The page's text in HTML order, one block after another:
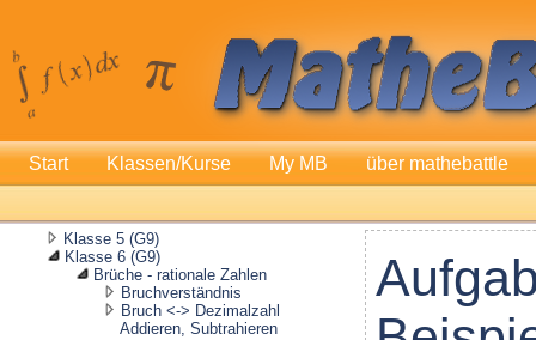
Start Klassen/Kurse My MB über mathebattle
Klasse 5 (G9)
Klasse 6 (G9)
Brüche - rationale Zahlen
Bruchverständnis
Bruch <-> Dezimalzahl
Addieren, Subtrahieren